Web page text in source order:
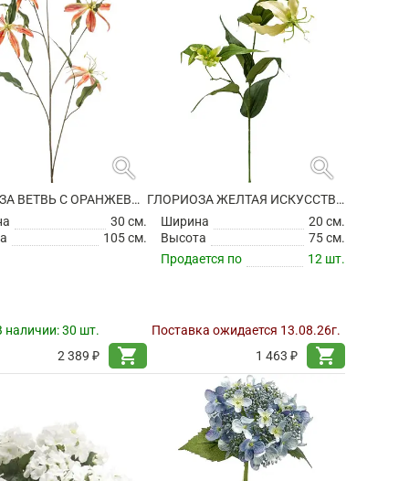
search
ГЛОРИОЗА ВЕТВЬ С ОРАНЖЕВЫМИ ЦВЕТАМИ ИСКУССТВЕННАЯ
30 см.
105 см.
наличии:30 шт.
2 389 ₽
shopping_cart
search
ГЛОРИОЗА ЖЕЛТАЯ ИСКУССТВЕННАЯ
Ширина
20 см.
Высота
75 см.
Продается по
12 шт.
Поставка ожидается 13.08.26г.
1 463 ₽
shopping_cart